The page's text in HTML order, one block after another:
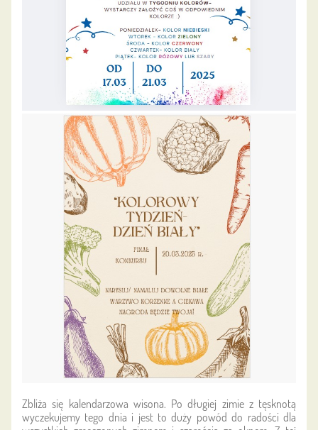
Zbliża się kalendarzowa wisona. Po długiej zimie z tęsknotą
wyczekujemy tego dnia i jest to duży powód do radości dla